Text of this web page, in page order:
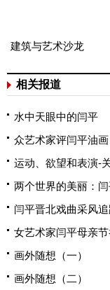
建筑与艺术沙龙
相关报道
水中天眼中的闫平
众艺术家评闫平油画
运动、欲望和表演-
两个世界的美丽：
闫平晋北戏曲采风
女艺术家闫平母亲
画外随想（一）
画外随想（二）